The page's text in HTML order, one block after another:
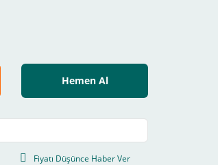
Hemen Al
Fiyatı Düşünce Haber Ver